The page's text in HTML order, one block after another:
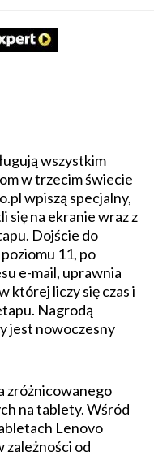
wszystkim
w trzecim świecie
wpiszą specjalny,
na ekranie wraz z
Dojście do
11, po
e-mail, uprawnia
której liczy się czas i
Nagrodą
jest nowoczesny
zróżnicowanego
na tablety. Wśród
Lenovo
zależności od